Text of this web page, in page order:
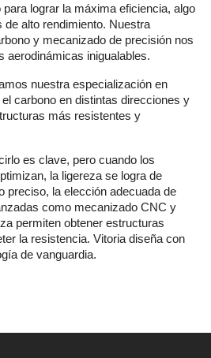
lograr la máxima eficiencia, algo
de alto rendimiento. Nuestra
y mecanizado de precisión nos
aerodinámicas inigualables.
nuestra especialización en
carbono en distintas direcciones y
más resistentes y
es clave, pero cuando los
la ligereza se logra de
preciso, la elección adecuada de
como mecanizado CNC y
permiten obtener estructuras
la resistencia. Vitoria diseña con
de vanguardia.